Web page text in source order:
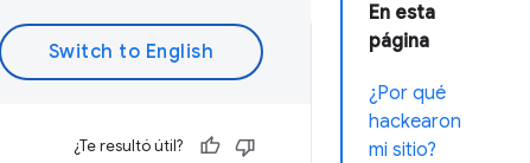
En esta
página
¿Por qué
hackearon
mi sitio?
¿Te resultó útil?